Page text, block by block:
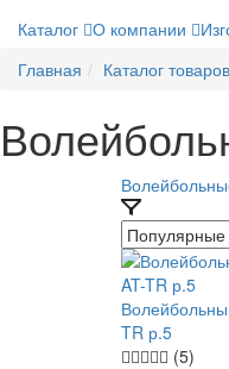
Каталог О компании
Главная
Каталог товаров
TR р.5
(5)